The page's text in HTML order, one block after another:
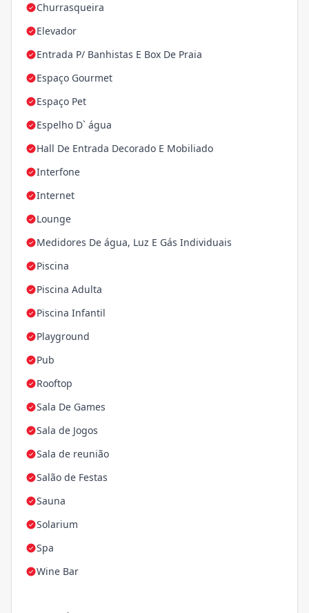
Churrasqueira
Elevador
Entrada P/ Banhistas E Box De Praia
Espaço Gourmet
Espaço Pet
Espelho D` água
Hall De Entrada Decorado E Mobiliado
Interfone
Internet
Lounge
Medidores De água, Luz E Gás Individuais
Piscina
Piscina Adulta
Piscina Infantil
Playground
Pub
Rooftop
Sala De Games
Sala de Jogos
Sala de reunião
Salão de Festas
Sauna
Solarium
Spa
Wine Bar